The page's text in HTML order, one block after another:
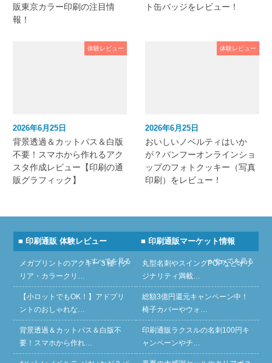
販東京カラー印刷の注目情
報！
ト缶バッジをレビュー！
体験レビュー
2026年6月25日
背景透過＆カットパス＆白版
不要！スマホから作れるアク
スタ作成レビュー【印刷の通
販グラフィック】
体験レビュー
2026年6月25日
おいしいノベルティはいか
が？バンフーオンラインショ
ップのフォトクッキー（写真
印刷）をレビュー！
■ 印刷通販 体験レビュー
» すべてを見る
メガプリントのアクキー３種（ク
リア・カラークリ…
【小ロットでもOK！】アドプリ
ントのおしゃれな…
背景透過＆カットパス＆白版不
要！スマホから作れ…
■ 印刷通販マーケット情報
» すべてを見る
丸型名刺やスイングPOPなどオリ
ジナリティ満載…
総額3億円還元キャンペーン中！
椅子カバーやウォ…
印刷通販ラクスルの名刺100円キ
ャンペーンやチ…